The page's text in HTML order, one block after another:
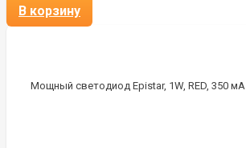
В корзину
Мощный светодиод Epistar, 1W, RED, 350 мА